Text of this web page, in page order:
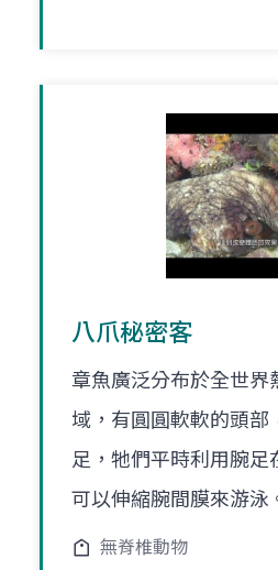
八爪秘密客
章魚廣泛分布於全世界
域，有圓圓軟軟的頭部
足，牠們平時利用腕足
可以伸縮腕間膜來游泳
無脊椎動物